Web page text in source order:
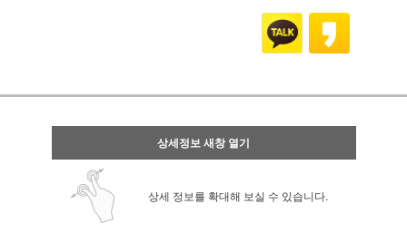
상세정보 새창 열기
상세 정보를 확대해 보실 수 있습니다.